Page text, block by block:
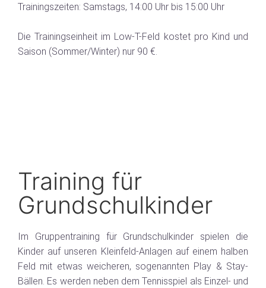
Trainingszeiten: Samstags, 14:00 Uhr bis 15:00 Uhr
Die Trainingseinheit im Low-T-Feld kostet pro Kind und
Saison (Sommer/Winter) nur 90 €.
Training für
Grundschulkinder
Im Gruppentraining für Grundschulkinder spielen die
Kinder auf unseren Kleinfeld-Anlagen auf einem halben
Feld mit etwas weicheren, sogenannten Play & Stay-
Bällen. Es werden neben dem Tennisspiel als Einzel- und